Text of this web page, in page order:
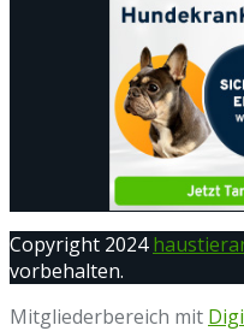
Copyright 2024
vorbehalten.
Mitgliederbereich mit